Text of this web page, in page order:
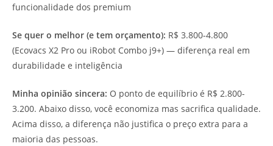
funcionalidade dos premium
Se quer o melhor (e tem orçamento): R$ 3.800-4.800
(Ecovacs X2 Pro ou iRobot Combo j9+) — diferença real em
durabilidade e inteligência
Minha opinião sincera: O ponto de equilíbrio é R$ 2.800-
3.200. Abaixo disso, você economiza mas sacrifica qualidade.
Acima disso, a diferença não justifica o preço extra para a
maioria das pessoas.